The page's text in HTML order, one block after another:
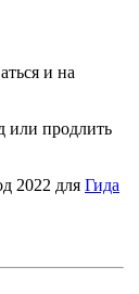
и на
или продлить
2022 для Гида